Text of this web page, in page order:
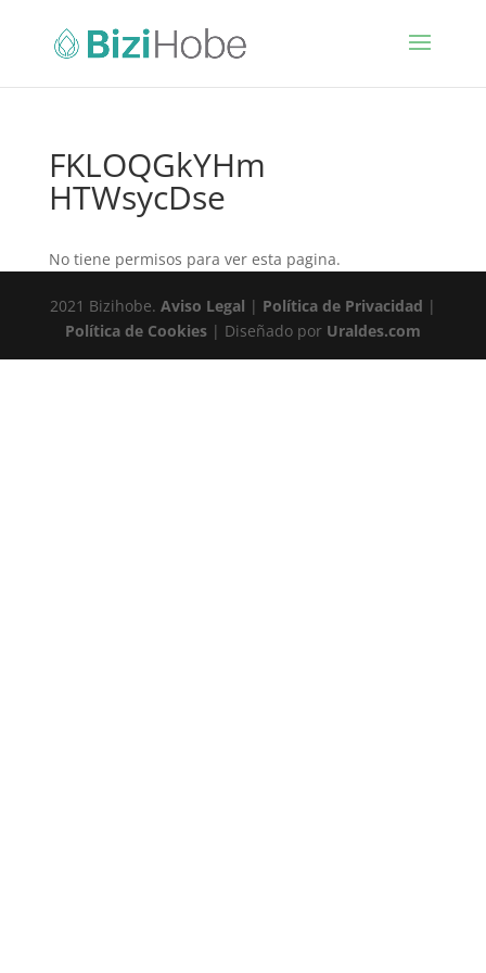
FKLOQGkYHm
HTWsycDse
No tiene permisos para ver esta pagina.
2021 Bizihobe. Aviso Legal | Política de Privacidad |
Política de Cookies| Diseñado por Uraldes.com